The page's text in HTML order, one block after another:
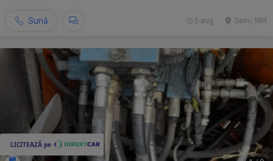
Sună Seini, MM
5 aug.